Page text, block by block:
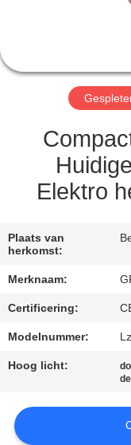
NIEUWS
VERZOEK
EEN
SITEMAP
PRIVACY
POLICY
Elektro
Plaats van
herkomst:
Merknaam:
Certificering:
Modelnummer:
Hoog licht: